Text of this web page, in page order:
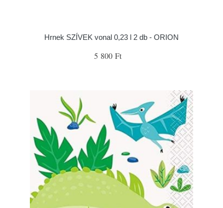
Hrnek SZÍVEK vonal 0,23 l 2 db - ORION
5 800 Ft